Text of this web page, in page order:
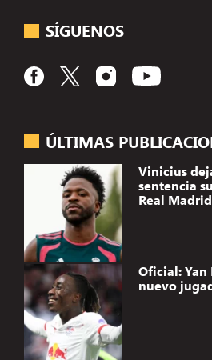
ÚLTIMAS
Vinicius
sentencia
Real Madrid
Oficial: Yan
nuevo
SÍGUENOS